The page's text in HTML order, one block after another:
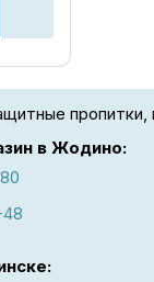
в Жодино: